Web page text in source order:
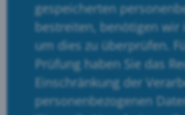
gespeicherten
bestreiten, benötigen wir
um dies zu überprüfen.
Prüfung haben Sie das
Einschränkung der
personenbezogenen